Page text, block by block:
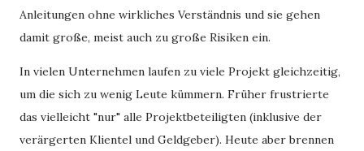
Anleitungen ohne wirkliches Verständnis und sie gehen
damit große, meist auch zu große Risiken ein.
In vielen Unternehmen laufen zu viele Projekt gleichzeitig,
um die sich zu wenig Leute kümmern. Früher frustrierte
das vielleicht "nur" alle Projektbeteiligten (inklusive der
verärgerten Klientel und Geldgeber). Heute aber brennen